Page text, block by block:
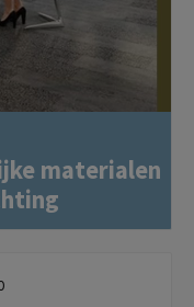
materialen